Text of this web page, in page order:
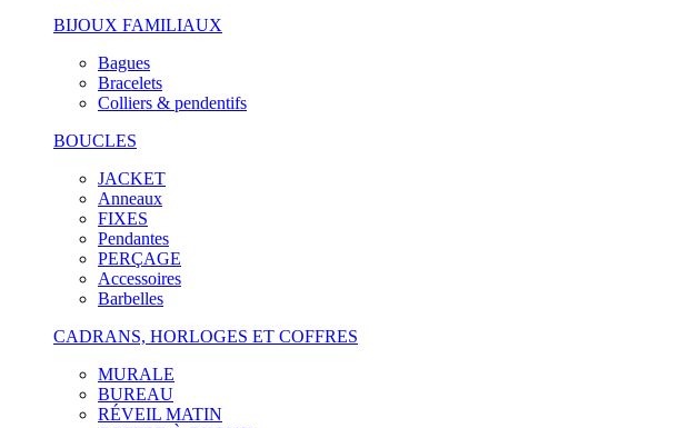
BIJOUX FAMILIAUX
Bagues
Bracelets
Colliers & pendentifs
BOUCLES
JACKET
Anneaux
FIXES
Pendantes
PERÇAGE
Accessoires
Barbelles
CADRANS, HORLOGES ET COFFRES
MURALE
BUREAU
RÉVEIL MATIN